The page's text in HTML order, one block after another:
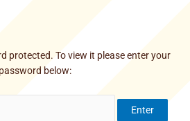
protected. To view it please enter your
password below: